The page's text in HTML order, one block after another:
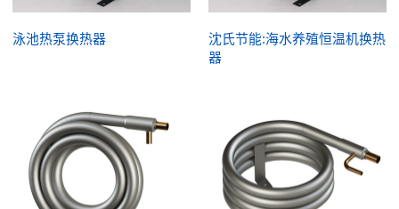
泳池热泵换热器
沈氏节能:海水养殖恒温机换热
器